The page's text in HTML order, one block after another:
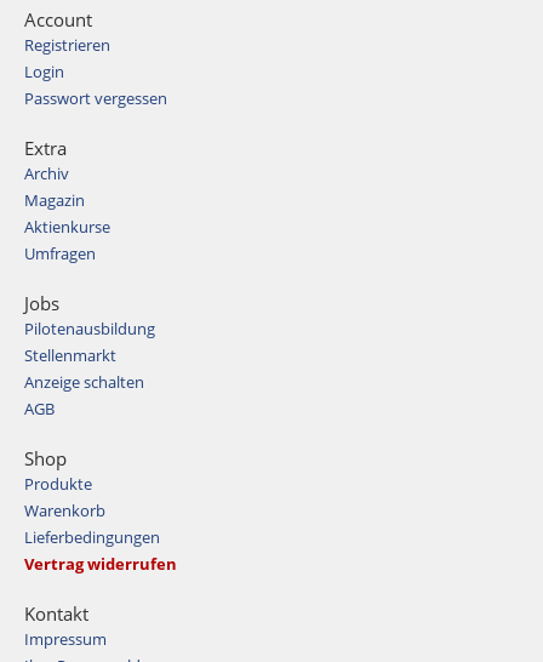
Account
Registrieren
Login
Passwort vergessen
Extra
Archiv
Magazin
Aktienkurse
Umfragen
Jobs
Pilotenausbildung
Stellenmarkt
Anzeige schalten
AGB
Shop
Produkte
Warenkorb
Lieferbedingungen
Vertrag widerrufen
Kontakt
Impressum